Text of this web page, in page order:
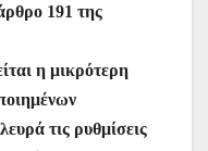
191 της
η μικρότερη
τις ρυθμίσεις